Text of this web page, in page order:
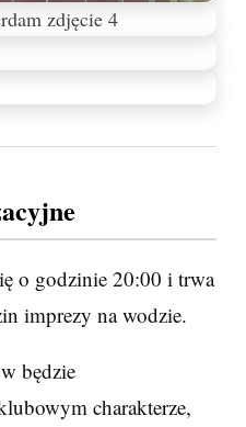
o godzinie 20:00 i trwa
imprezy na wodzie.
będzie
charakterze,